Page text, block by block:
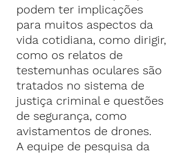
podem ter implicações
para muitos aspectos da
vida cotidiana, como dirigir,
como os relatos de
testemunhas oculares são
tratados no sistema de
justiça criminal e questões
de segurança, como
avistamentos de drones.
A equipe de pesquisa da